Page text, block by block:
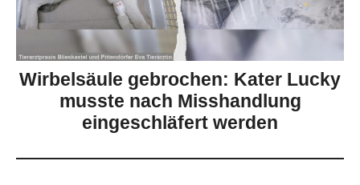
Wirbelsäule gebrochen: Kater Lucky
musste nach Misshandlung
eingeschläfert werden